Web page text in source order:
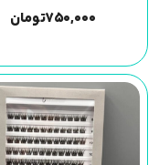
۷۵۰,۰۰۰تومان